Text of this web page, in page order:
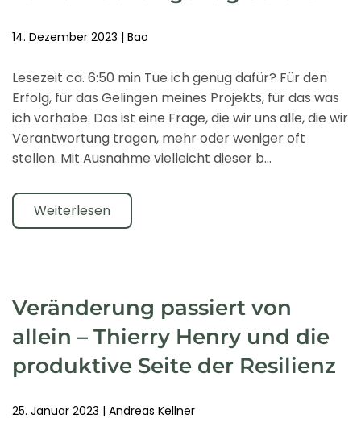
14. Dezember 2023 | Bao
Lesezeit ca. 6:50 min Tue ich genug dafür? Für den
Erfolg, für das Gelingen meines Projekts, für das was
ich vorhabe. Das ist eine Frage, die wir uns alle, die wir
Verantwortung tragen, mehr oder weniger oft
stellen. Mit Ausnahme vielleicht dieser b…
Weiterlesen
Veränderung passiert von
allein – Thierry Henry und die
produktive Seite der Resilienz
25. Januar 2023 | Andreas Kellner